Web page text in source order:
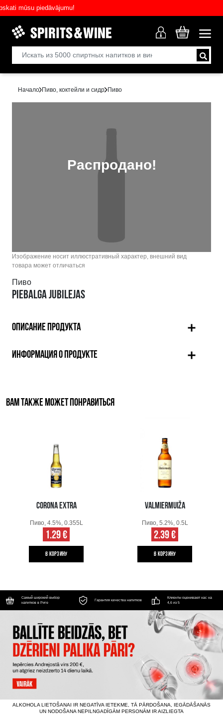
mūsu piedāvājumu!
Начало Пиво, коктейли и сидр Пиво
Распродано!
Изображение носит иллюстративный характер, внешний вид
товара может отличаться
Пиво
PIEBALGA JUBILEJAS
ОПИСАНИЕ ПРОДУКТА
ИНФОРМАЦИЯ О ПРОДУКТЕ
ВАМ ТАКЖЕ МОЖЕТ ПОНРАВИТЬСЯ
CORONA EXTRA
Пиво, 4.5%, 0.355L
1.29 €
B КОРЗИНУ
VALMIERMUIŽA
Пиво, 5.2%, 0.5L
2.39 €
B КОРЗИНУ
Самый широкий выбор
напитков в Риге
Гарантия качества напитков
Клиенты оценивают нас на
4,6 из 5
ALKOHOLA LIETOŠANAI IR NEGATĪVA IETEKME, TĀ PĀRDOŠANA, IEGĀDĀŠANĀS
UN NODOŠANA NEPILNGADĪGĀM PERSONĀM IR AIZLIEGTA